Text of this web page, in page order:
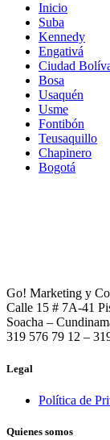
Inicio
Suba
Kennedy
Engativá
Ciudad
Bosa
Usaquén
Usme
Fontibón
Teusaquillo
Chapinero
Bogotá
Go! Marketing y
Calle 15 # 7A-41
Soacha –
319 576 79 12 –
Legal
Política de
Quienes somos